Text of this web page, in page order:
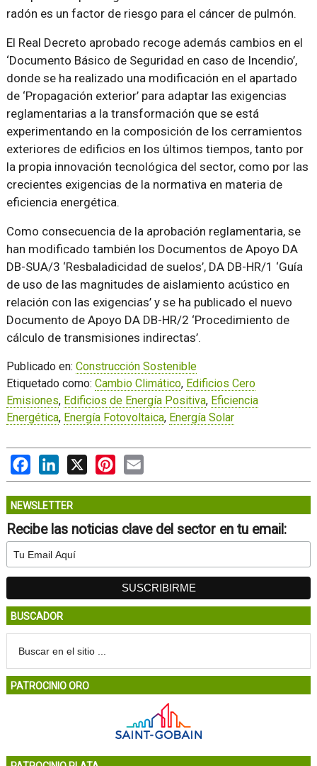
radón es un factor de riesgo para el cáncer de pulmón.
El Real Decreto aprobado recoge además cambios en el
‘Documento Básico de Seguridad en caso de Incendio’,
donde se ha realizado una modificación en el apartado
de ‘Propagación exterior’ para adaptar las exigencias
reglamentarias a la transformación que se está
experimentando en la composición de los cerramientos
exteriores de edificios en los últimos tiempos, tanto por
la propia innovación tecnológica del sector, como por las
crecientes exigencias de la normativa en materia de
eficiencia energética.
Como consecuencia de la aprobación reglamentaria, se
han modificado también los Documentos de Apoyo DA
DB-SUA/3 ‘Resbaladicidad de suelos’, DA DB-HR/1 ‘Guía
de uso de las magnitudes de aislamiento acústico en
relación con las exigencias’ y se ha publicado el nuevo
Documento de Apoyo DA DB-HR/2 ‘Procedimiento de
cálculo de transmisiones indirectas’.
Publicado en: Construcción Sostenible
Etiquetado como: Cambio Climático, Edificios Cero
Emisiones, Edificios de Energía Positiva, Eficiencia
Energética, Energía Fotovoltaica, Energía Solar
FacebookLinkedIn Pinterest
NEWSLETTER
Recibe las noticias clave del sector en tu email:
BUSCADOR
PATROCINIO ORO